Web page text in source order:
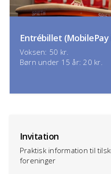
Entrébillet (MobilePay
Voksen: 50 kr.
Børn under 15 år: 20 kr.
Invitation
Praktisk information til
foreninger